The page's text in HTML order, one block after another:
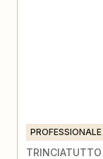
PROFESSIONALE
TRINCIATUTTO